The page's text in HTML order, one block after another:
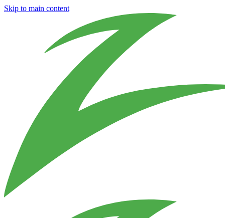
Skip to main content